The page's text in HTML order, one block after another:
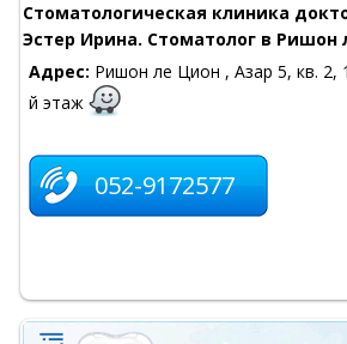
Стоматологическая клиника
Эстер Ирина. Стоматолог в Ришон
Адрес: Ришон ле Цион , Азар 5, кв. 2,
й этаж
052-9172577